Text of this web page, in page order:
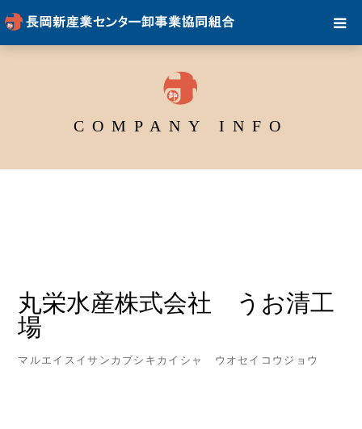
COMPANY INFO
丸栄水産株式会社 うお清工
場
マルエイスイサンカブシキカイシャ ウオセイコウジョウ